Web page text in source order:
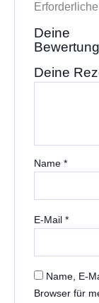
Deine
Bewertung
Deine
Name *
E-Mail *
Name, E-
Browser für